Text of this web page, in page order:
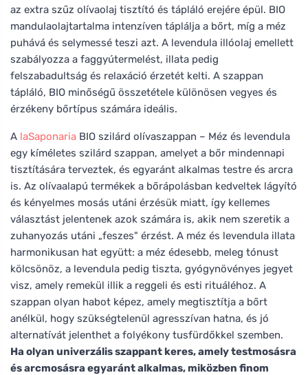
az extra szűz olívaolaj tisztító és tápláló erejére épül. BIO
mandulaolajtartalma intenzíven táplálja a bőrt, míg a méz
puhává és selymessé teszi azt. A levendula illóolaj emellett
szabályozza a faggyútermelést, illata pedig
felszabadultság és relaxáció érzetét kelti. A szappan
tápláló, BIO minőségű összetétele különösen vegyes és
érzékeny bőrtípus számára ideális.
A laSaponaria BIO szilárd olívaszappan – Méz és levendula
egy kíméletes szilárd szappan, amelyet a bőr mindennapi
tisztítására terveztek, és egyaránt alkalmas testre és arcra
is. Az olívaalapú termékek a bőrápolásban kedveltek lágyító
és kényelmes mosás utáni érzésük miatt, így kellemes
választást jelentenek azok számára is, akik nem szeretik a
zuhanyozás utáni „feszes" érzést. A méz és levendula illata
harmonikusan hat együtt: a méz édesebb, meleg tónust
kölcsönöz, a levendula pedig tiszta, gyógynövényes jegyet
visz, amely remekül illik a reggeli és esti rituáléhoz. A
szappan olyan habot képez, amely megtisztítja a bőrt
anélkül, hogy szükségtelenül agresszívan hatna, és jó
alternatívát jelenthet a folyékony tusfürdőkkel szemben.
Ha olyan univerzális szappant keres, amely testmosásra
és arcmosásra egyaránt alkalmas, miközben finom